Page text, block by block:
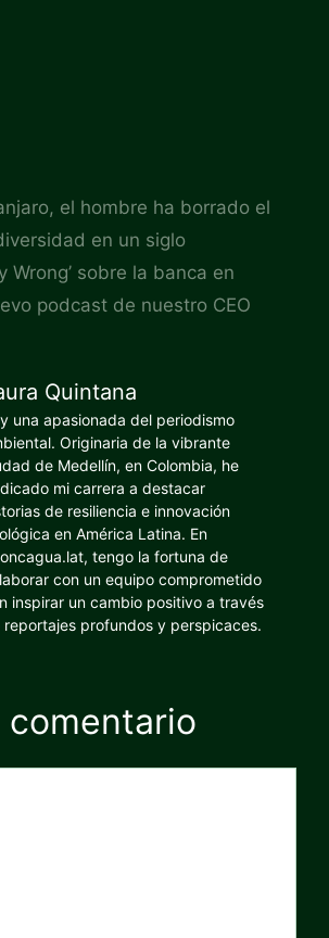
el hombre ha borrado el
en un siglo
Wrong’ sobre la banca en
podcast de nuestro CEO
Quintana
una apasionada del periodismo
Originaria de la vibrante
de Medellín, en Colombia, he
mi carrera a destacar
de resiliencia e innovación
en América Latina. En
tengo la fortuna de
con un equipo comprometido
inspirar un cambio positivo a través
reportajes profundos y perspicaces.
comentario